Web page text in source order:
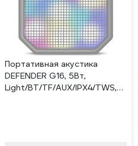
Портативная акустика
DEFENDER G16, 5Вт,
Light/BT/TF/AUX/IPX4/TWS,